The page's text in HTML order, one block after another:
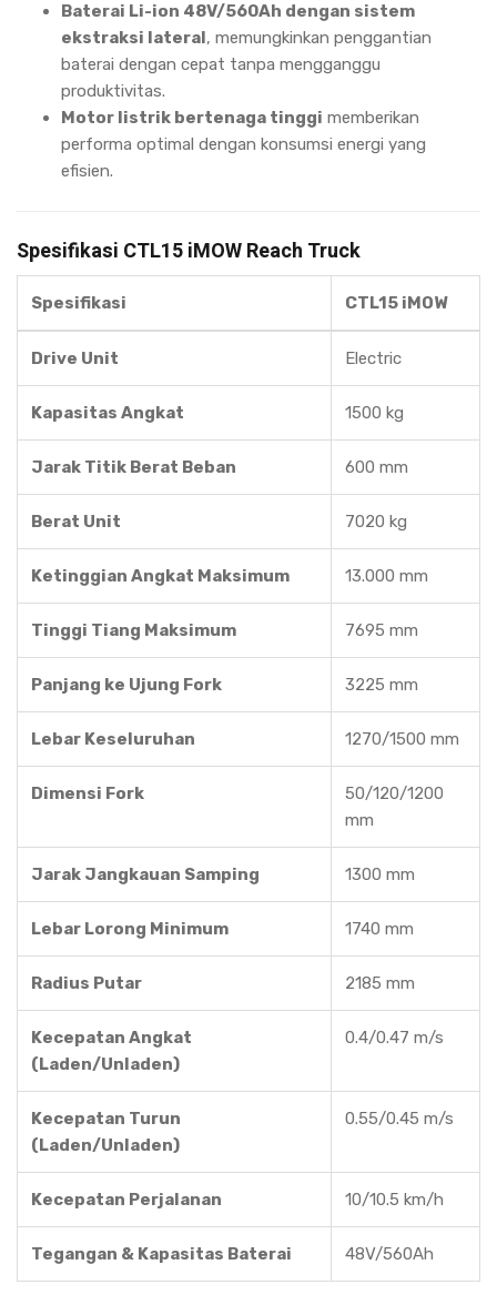
Baterai Li-ion 48V/560Ah dengan sistem
ekstraksi lateral, memungkinkan penggantian
baterai dengan cepat tanpa mengganggu
produktivitas.
Motor listrik bertenaga tinggi memberikan
performa optimal dengan konsumsi energi yang
efisien.
Spesifikasi CTL15 iMOW Reach Truck
Spesifikasi CTL15 iMOW
Drive Unit Electric
Kapasitas Angkat 1500 kg
Jarak Titik Berat Beban 600 mm
Berat Unit 7020 kg
Ketinggian Angkat Maksimum 13.000 mm
Tinggi Tiang Maksimum 7695 mm
Panjang ke Ujung Fork 3225 mm
Lebar Keseluruhan 1270/1500 mm
Dimensi Fork
50/120/1200
mm
Jarak Jangkauan Samping 1300 mm
Lebar Lorong Minimum 1740 mm
Radius Putar 2185 mm
Kecepatan Angkat
(Laden/Unladen)
0.4/0.47 m/s
Kecepatan Turun
(Laden/Unladen)
0.55/0.45 m/s
Kecepatan Perjalanan 10/10.5 km/h
Tegangan & Kapasitas Baterai 48V/560Ah